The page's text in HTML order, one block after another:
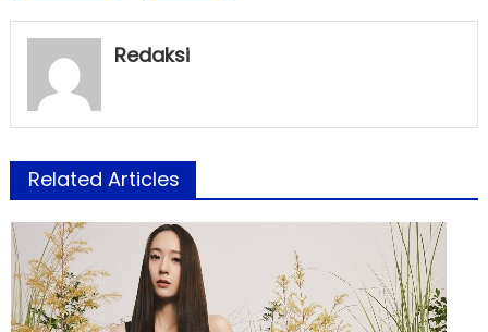
Redaksi
Related Articles